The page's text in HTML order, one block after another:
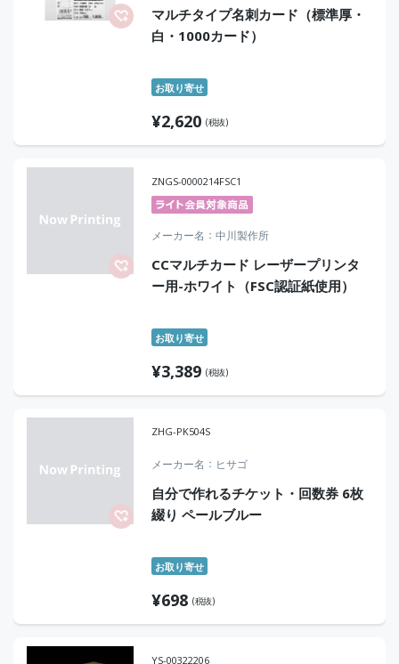
マルチタイプ名刺カード（標準厚・
白・1000カード）
お取り寄せ
¥2,620 (税抜)
ZNGS-0000214FSC1
メーカー名 中川製作所
CCマルチカード レーザープリンタ
ー用-ホワイト（FSC認証紙使用）
お取り寄せ
¥3,389 (税抜)
ZHG-PK504S
メーカー名 ヒサゴ
自分で作れるチケット・回数券 6枚
綴り ペールブルー
お取り寄せ
¥698 (税抜)
YS-00322206